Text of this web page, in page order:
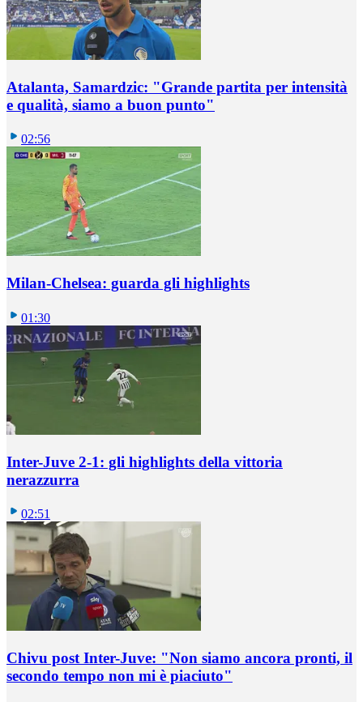
Atalanta, Samardzic: "Grande partita per intensità
e qualità, siamo a buon punto"
02:56
Milan-Chelsea: guarda gli highlights
01:30
Inter-Juve 2-1: gli highlights della vittoria
nerazzurra
02:51
Chivu post Inter-Juve: "Non siamo ancora pronti, il
secondo tempo non mi è piaciuto"